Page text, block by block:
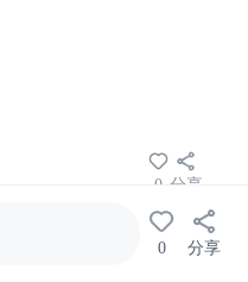
0 分享
0 分享